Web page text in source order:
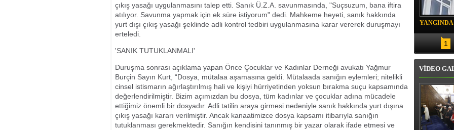
çıkış yasağı uygulanmasını talep etti. Sanık Ü.Z.A. savunmasında, "Suçsuzum, bana iftira
atılıyor. Savunma yapmak için ek süre istiyorum" dedi. Mahkeme heyeti, sanık hakkında
yurt dışı çıkış yasağı şeklinde adli kontrol tedbiri uygulanmasına karar vererek duruşmayı
erteledi.
'SANIK TUTUKLANMALI'
Duruşma sonrası açıklama yapan Önce Çocuklar ve Kadınlar Derneği avukatı Yağmur
Burçin Sayın Kurt, “Dosya, mütalaa aşamasına geldi. Mütalaada sanığın eylemleri; nitelikli
cinsel istismarın ağırlaştırılmış hali ve kişiyi hürriyetinden yoksun bırakma suçu kapsamında
değerlendirilmiştir. Bizim açımızdan bu dosya, tüm kadınlar ve çocuklar adına mücadele
ettiğimiz önemli bir dosyadır. Adli tatilin araya girmesi nedeniyle sanık hakkında yurt dışına
çıkış yasağı kararı verilmiştir. Ancak kanaatimizce dosya kapsamı itibarıyla sanığın
tutuklanması gerekmektedir. Sanığın kendisini tanınmış bir yazar olarak ifade etmesi ve
1
VİDEO